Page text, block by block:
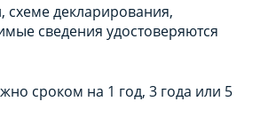
схеме декларирования,
сведения удостоверяются
сроком на 1 год, 3 года или 5